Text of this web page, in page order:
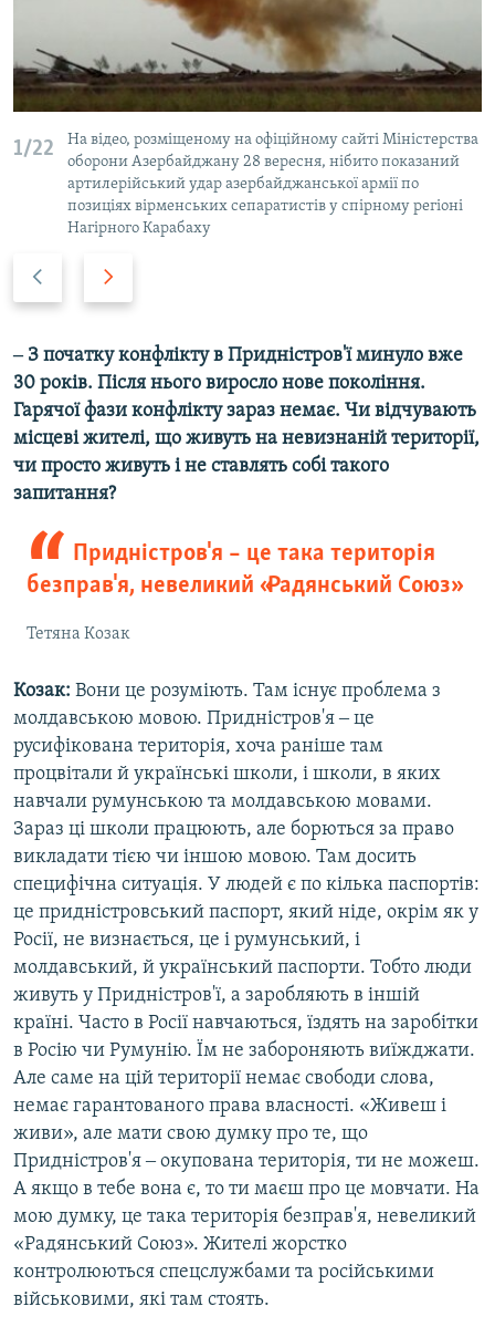
1/22
На відео, розміщеному на офіційному сайті Міністерства
оборони Азербайджану 28 вересня, нібито показаний
артилерійський удар азербайджанської армії по
позиціях вірменських сепаратистів у спірному регіоні
Нагірного Карабаху
i
o
u
s
s
t
s
l
i
d
e
‒ З початку конфлікту в Придністров'ї минуло вже
30 років. Після нього виросло нове покоління.
Гарячої фази конфлікту зараз немає. Чи відчувають
місцеві жителі, що живуть на невизнаній території,
чи просто живуть і не ставлять собі такого
запитання?
Придністров'я – це така територія
безправ'я, невеликий «Радянський Союз»
Тетяна Козак
Козак: Вони це розуміють. Там існує проблема з
молдавською мовою. Придністров'я ‒ це
русифікована територія, хоча раніше там
процвітали й українські школи, і школи, в яких
навчали румунською та молдавською мовами.
Зараз ці школи працюють, але борються за право
викладати тією чи іншою мовою. Там досить
специфічна ситуація. У людей є по кілька паспортів:
це придністровський паспорт, який ніде, окрім як у
Росії, не визнається, це і румунський, і
молдавський, й український паспорти. Тобто люди
живуть у Придністров'ї, а заробляють в іншій
країні. Часто в Росії навчаються, їздять на заробітки
в Росію чи Румунію. Їм не забороняють виїжджати.
Але саме на цій території немає свободи слова,
немає гарантованого права власності. «Живеш і
живи», але мати свою думку про те, що
Придністров'я ‒ окупована територія, ти не можеш.
А якщо в тебе вона є, то ти маєш про це мовчати. На
мою думку, це така територія безправ'я, невеликий
«Радянський Союз». Жителі жорстко
контролюються спецслужбами та російськими
військовими, які там стоять.